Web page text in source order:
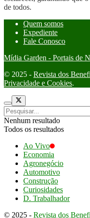
de todos.
Quem somos
Expediente
Fale Conosco
Mídia Garden - Portais de
© 2025 - Revista dos
Privacidade e Cookies.
Nenhum resultado
Todos os resultados
Ao Vivo
Economia
Agronegócio
Automotivo
Construção
Curiosidades
D. Trabalhador
© 2025 - Revista dos